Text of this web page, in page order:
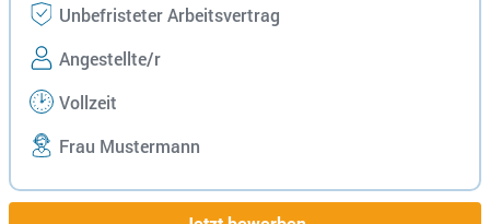
Unbefristeter Arbeitsvertrag
Angestellte/r
Vollzeit
Frau Mustermann